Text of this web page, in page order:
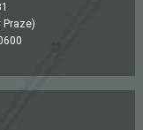
Praze)